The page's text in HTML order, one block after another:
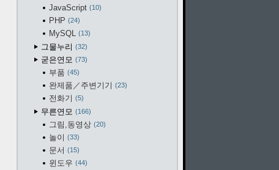
JavaScript 10
PHP 24
MySQL 13
그물누리 32
굳은연모 73
부품 45
완제품／주변기기 23
전화기 5
무른연모 166
그림,동영상 20
놀이 33
문서 15
윈도우 44